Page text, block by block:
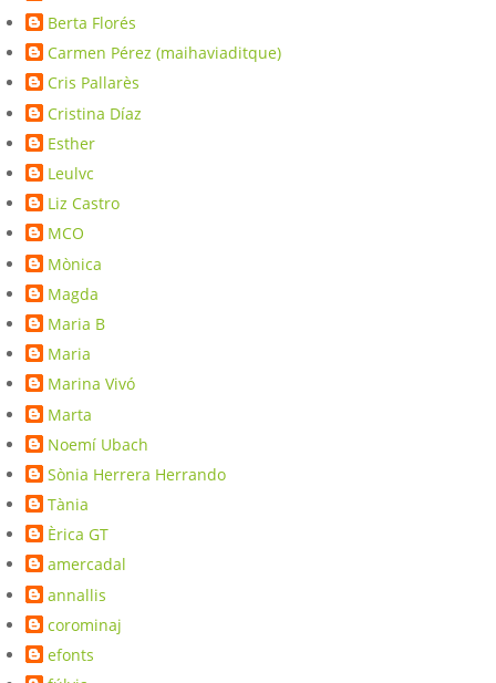
Berta Florés
Carmen Pérez (maihaviaditque)
Cris Pallarès
Cristina Díaz
Esther
Leulvc
Liz Castro
MCO
Mònica
Magda
Maria B
Maria
Marina Vivó
Marta
Noemí Ubach
Sònia Herrera Herrando
Tània
Èrica GT
amercadal
annallis
corominaj
efonts